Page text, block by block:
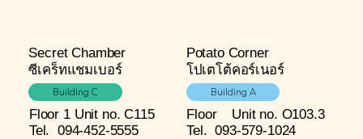
Secret Chamber
ซีเคร็ทแชมเบอร์
Building C
Floor 1 Unit no. C115
Tel. 094-452-5555
Potato Corner
โปเตโต้คอร์เนอร์
Building A
Floor
Unit no. O103.3
Tel. 093-579-1024